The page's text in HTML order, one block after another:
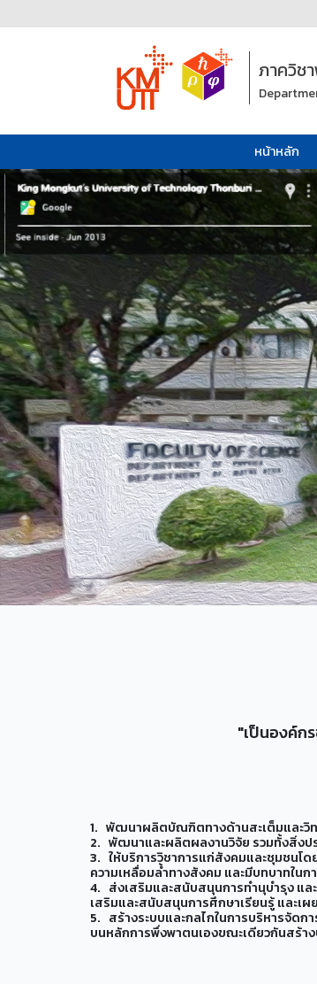
ภาควิช
หน้าหลัก
"เป็นองค์ก
1. พัฒนาผลิตบัณฑิตทางด้านสะเต็มและวิ
2. พัฒนาและผลิตผลงานวิจัย รวมทั้งสิ่งป
3. ให้บริการวิชาการแก่สังคมและชุมชนโด
ความเหลื่อมล้ำทางสังคม และมีบทบาทใน
4. ส่งเสริมและสนับสนุนการทำนุบำรุง แ
เสริมและสนับสนุนการศึกษาเรียนรู้ และเ
5. สร้างระบบและกลไกในการบริหารจั
บนหลักการพึ่งพาตนเองขณะเดียวกันสร้